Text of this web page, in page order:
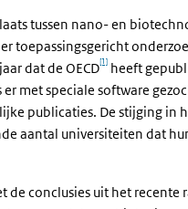
tussen nano- en
toepassingsgericht
dat de OECD[1] heeft
met speciale software
publicaties. De stijging
aantal universiteiten dat
conclusies uit het recente